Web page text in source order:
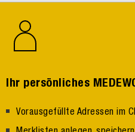
Ihr persönliches
Vorausgefüllte Adressen im